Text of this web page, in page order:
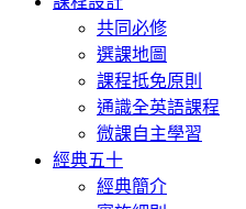
共同必修
選課地圖
課程抵免原則
通識全英語課程
微課自主學習
經典五十
經典簡介